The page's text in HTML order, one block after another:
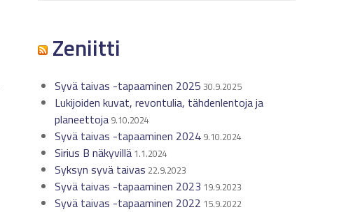
Zeniitti
Syvä taivas -tapaaminen 2025 30.9.2025
Lukijoiden kuvat, revontulia, tähdenlentoja ja
planeettoja 9.10.2024
Syvä taivas -tapaaminen 2024 9.10.2024
Sirius B näkyvillä 1.1.2024
Syksyn syvä taivas 22.9.2023
Syvä taivas -tapaaminen 2023 19.9.2023
Syvä taivas -tapaaminen 2022 15.9.2022